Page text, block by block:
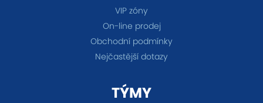
VIP zóny
On-line prodej
Obchodní podmínky
Nejčastější dotazy
TÝMY